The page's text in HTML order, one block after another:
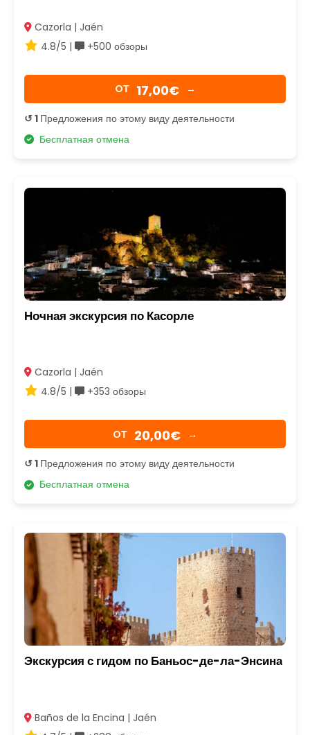
Cazorla | Jaén
4.8/5 |
+500 обзоры
OТ 17,00€ →
↺ 1 Предложения по этому виду деятельности
Бесплатная отмена
Ночная экскурсия по Касорле
Cazorla | Jaén
4.8/5 |
+353 обзоры
OТ 20,00€ →
↺ 1 Предложения по этому виду деятельности
Бесплатная отмена
Экскурсия с гидом по Баньос-де-ла-Энсина
Baños de la Encina | Jaén